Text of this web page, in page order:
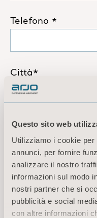
Questo sito web
Utilizziamo i cookie
annunci, per fornire
analizzare il nostro
informazioni sul modo
nostri partner che si
pubblicità e social
con altre informazioni